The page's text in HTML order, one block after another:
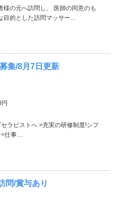
様の元へ訪問し、 医師の同意のも
目的とした訪問マッサー…
集/8月7日更新
ラピストへ >充実の研修制度!シフ
仕事…
問/賞与あり